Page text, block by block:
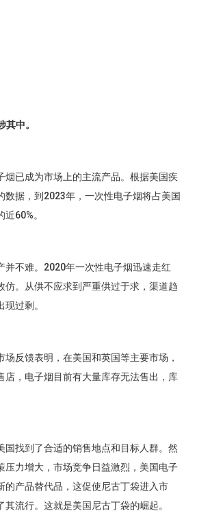
中。
烟已成为市场上的主流产品。根据美国疾
数据，到2023年，一次性电子烟将占美国
60%。
并不难。2020年一次性电子烟迅速走红
仿。从供不应求到严重供过于求，渠道趋
过剩。
场反馈表明，在美国和英国等主要市场，
店，电子烟目前有大量库存无法售出，库
国找到了合适的销售地点和目标人群。然
压力增大，市场竞争日益激烈，美国电子
的产品替代品，这促使尼古丁袋进入市
流行。这就是美国尼古丁袋的崛起。